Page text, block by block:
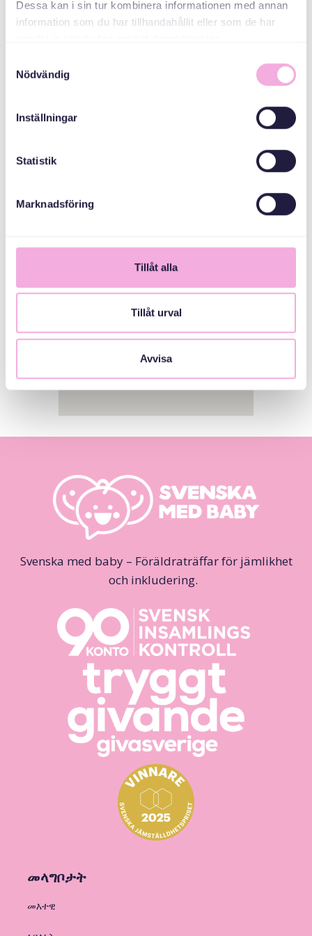
Dessa kan i sin tur kombinera informationen med annan
information som du har tillhandahållit eller som de har
Nödvändig
Inställningar
Statistik
Marknadsföring
Tillåt alla
Tillåt urval
Avvisa
Svenska med baby – Föräldraträffar för jämlikhet
och inkludering.
መላግቦታት
መእተዊ